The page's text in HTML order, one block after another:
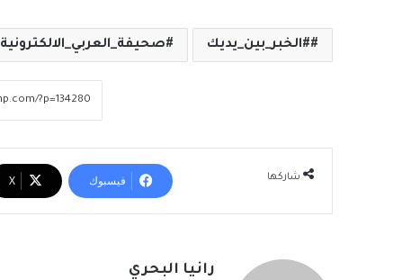
#الخبر_بين_يديك صحيفة_العربي_الالكترونية
شاركها فيسبوك ‫X
رانيا البحري